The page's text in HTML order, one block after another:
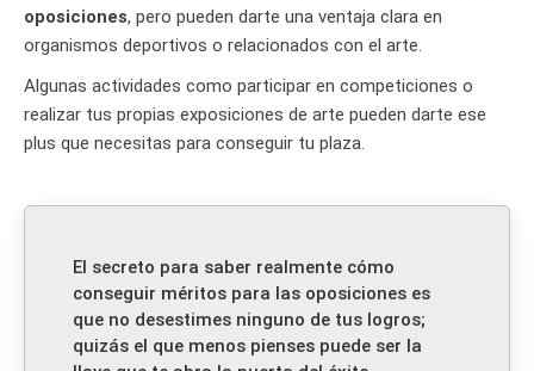
oposiciones, pero pueden darte una ventaja clara en
organismos deportivos o relacionados con el arte.
Algunas actividades como participar en competiciones o
realizar tus propias exposiciones de arte pueden darte ese
plus que necesitas para conseguir tu plaza.
El secreto para saber realmente cómo
conseguir méritos para las oposiciones es
que no desestimes ninguno de tus logros;
quizás el que menos pienses puede ser la